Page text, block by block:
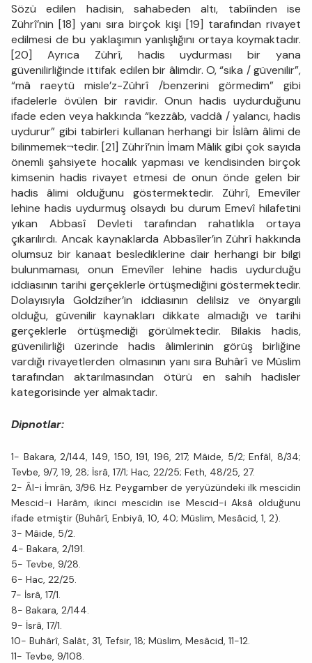
Sözü edilen hadisin, sahabeden altı, tabiînden ise
Zührî’nin [18] yanı sıra birçok kişi [19] tarafından rivayet
edilmesi de bu yaklaşımın yanlışlığını ortaya koymaktadır.
[20] Ayrıca Zührî, hadis uydurması bir yana
güvenilirliğinde ittifak edilen bir âlimdir. O, “sika / güvenilir”,
“mâ raeytü misle’z-Zührî /benzerini görmedim” gibi
ifadelerle övülen bir ravidir. Onun hadis uydurduğunu
ifade eden veya hakkında “kezzâb, vaddâ / yalancı, hadis
uydurur” gibi tabirleri kullanan herhangi bir İslâm âlimi de
bilinmemek¬tedir. [21] Zührî’nin İmam Mâlik gibi çok sayıda
önemli şahsiyete hocalık yapması ve kendisinden birçok
kimsenin hadis rivayet etmesi de onun önde gelen bir
hadis âlimi olduğunu göstermektedir. Zührî, Emevîler
lehine hadis uydurmuş olsaydı bu durum Emevî hilafetini
yıkan Abbasî Devleti tarafından rahatlıkla ortaya
çıkarılırdı. Ancak kaynaklarda Abbasîler’in Zührî hakkında
olumsuz bir kanaat beslediklerine dair herhangi bir bilgi
bulunmaması, onun Emevîler lehine hadis uydurduğu
iddiasının tarihi gerçeklerle örtüşmediğini göstermektedir.
Dolayısıyla Goldziher’in iddiasının delilsiz ve önyargılı
olduğu, güvenilir kaynakları dikkate almadığı ve tarihi
gerçeklerle örtüşmediği görülmektedir. Bilakis hadis,
güvenilirliği üzerinde hadis âlimlerinin görüş birliğine
vardığı rivayetlerden olmasının yanı sıra Buhârî ve Müslim
tarafından aktarılmasından ötürü en sahih hadisler
kategorisinde yer almaktadır.
Dipnotlar:
1- Bakara, 2/144, 149, 150, 191, 196, 217; Mâide, 5/2; Enfâl, 8/34;
Tevbe, 9/7, 19, 28; İsrâ, 17/1; Hac, 22/25; Feth, 48/25, 27.
2- Âl-i İmrân, 3/96. Hz. Peygamber de yeryüzündeki ilk mescidin
Mescid-i Harâm, ikinci mescidin ise Mescid-i Aksâ olduğunu
ifade etmiştir (Buhârî, Enbiyâ, 10, 40; Müslim, Mesâcid, 1, 2).
3- Mâide, 5/2.
4- Bakara, 2/191.
5- Tevbe, 9/28.
6- Hac, 22/25.
7- İsrâ, 17/1.
8- Bakara, 2/144.
9- İsrâ, 17/1.
10- Buhârî, Salât, 31, Tefsir, 18; Müslim, Mesâcid, 11-12.
11- Tevbe, 9/108.